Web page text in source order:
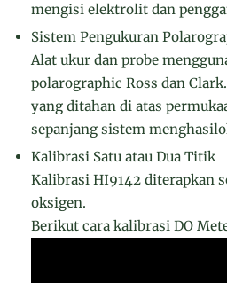
mengisi elektrolit dan
Sistem Pengukuran
Alat ukur dan probe
polarographic Ross dan
yang ditahan di atas
sepanjang sistem
Kalibrasi Satu atau Dua Titik
Kalibrasi HI9142 diterapkan
oksigen.
Berikut cara kalibrasi DO